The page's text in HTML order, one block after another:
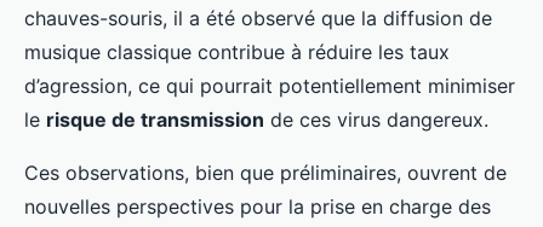
chauves-souris, il a été observé que la diffusion de
musique classique contribue à réduire les taux
d’agression, ce qui pourrait potentiellement minimiser
le risque de transmission de ces virus dangereux.
Ces observations, bien que préliminaires, ouvrent de
nouvelles perspectives pour la prise en charge des